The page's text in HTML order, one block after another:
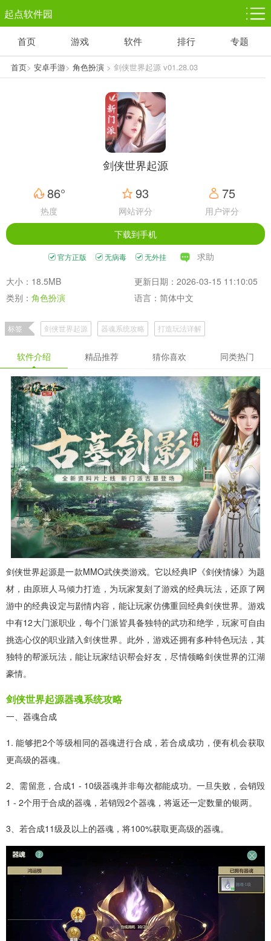
起点软件园
塔防游戏
1千+款游戏
休闲益智
1万+款游戏
体育竞技
5百+款游戏
赛车竞速
3百+款游戏
首页 游戏 软件 排行 专题
首页> 安卓手游> 角色扮演> 剑侠世界起源 v01.28.03
剑侠世界起源
86°
热度
93
网站评分
75
用户评分
下载到手机
官方正版 无病毒 无外挂 求助
大小：18.5MB
更新日期：2026-03-15 11:10:05
类别： 角色扮演 语言：简体中文
标签 剑侠世界起源 器魂系统攻略
打造玩法详解
软件介绍 精品推荐 猜你喜欢 同类热门
剑侠世界起源是一款MMO武侠类游戏。它以经典IP《剑侠情缘》为题
材，由原班人马倾力打造，为玩家复刻了游戏的经典玩法，还原了网
游中的经典设定与剧情内容，能让玩家仿佛重回经典剑侠世界。游戏
中有12大门派职业，每个门派皆具备独特的武功和绝学，玩家可自由
挑选心仪的职业踏入剑侠世界。此外，游戏还拥有多种特色玩法，其
独特的帮派玩法，能让玩家结识帮会好友，尽情领略剑侠世界的江湖
豪情。
剑侠世界起源器魂系统攻略
一、器魂合成
1. 能够把2个等级相同的器魂进行合成，若合成成功，便有机会获取
更高级的器魂。
2、需留意，合成1 - 10级器魂并非每次都能成功。一旦失败，会销毁
1 - 2个用于合成的器魂，若销毁2个器魂，将返还一定数量的银两。
3、若合成11级及以上的器魂，将100%获取更高级的器魂。